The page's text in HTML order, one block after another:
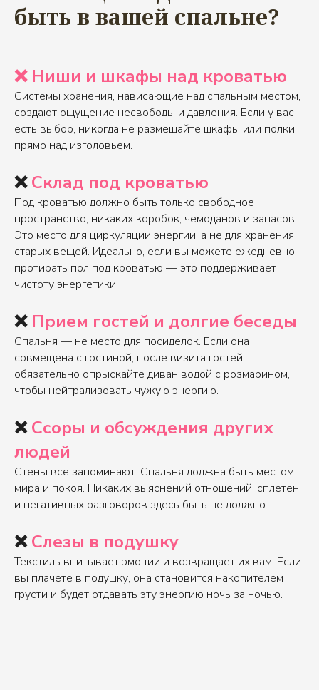
быть в вашей спальне?
❌ Ниши и шкафы над кроватью
Системы хранения, нависающие над спальным местом,
создают ощущение несвободы и давления. Если у вас
есть выбор, никогда не размещайте шкафы или полки
прямо над изголовьем.
❌Склад под кроватью
Под кроватью должно быть только свободное
пространство, никаких коробок, чемоданов и запасов!
Это место для циркуляции энергии, а не для хранения
старых вещей. Идеально, если вы можете ежедневно
протирать пол под кроватью — это поддерживает
чистоту энергетики.
❌ Прием гостей и долгие беседы
Спальня — не место для посиделок. Если она
совмещена с гостиной, после визита гостей
обязательно опрыскайте диван водой с розмарином,
чтобы нейтрализовать чужую энергию.
❌Ссоры и обсуждения других
людей
Стены всё запоминают. Спальня должна быть местом
мира и покоя. Никаких выяснений отношений, сплетен
и негативных разговоров здесь быть не должно.
❌Слезы в подушку
Текстиль впитывает эмоции и возвращает их вам. Если
вы плачете в подушку, она становится накопителем
грусти и будет отдавать эту энергию ночь за ночью.